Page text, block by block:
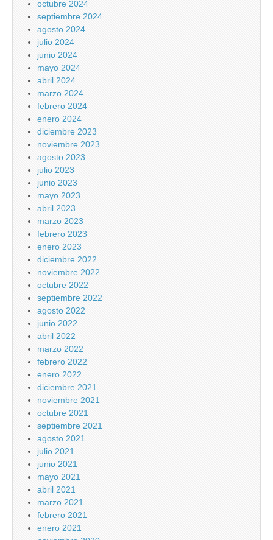
octubre 2024
septiembre 2024
agosto 2024
julio 2024
junio 2024
mayo 2024
abril 2024
marzo 2024
febrero 2024
enero 2024
diciembre 2023
noviembre 2023
agosto 2023
julio 2023
junio 2023
mayo 2023
abril 2023
marzo 2023
febrero 2023
enero 2023
diciembre 2022
noviembre 2022
octubre 2022
septiembre 2022
agosto 2022
junio 2022
abril 2022
marzo 2022
febrero 2022
enero 2022
diciembre 2021
noviembre 2021
octubre 2021
septiembre 2021
agosto 2021
julio 2021
junio 2021
mayo 2021
abril 2021
marzo 2021
febrero 2021
enero 2021